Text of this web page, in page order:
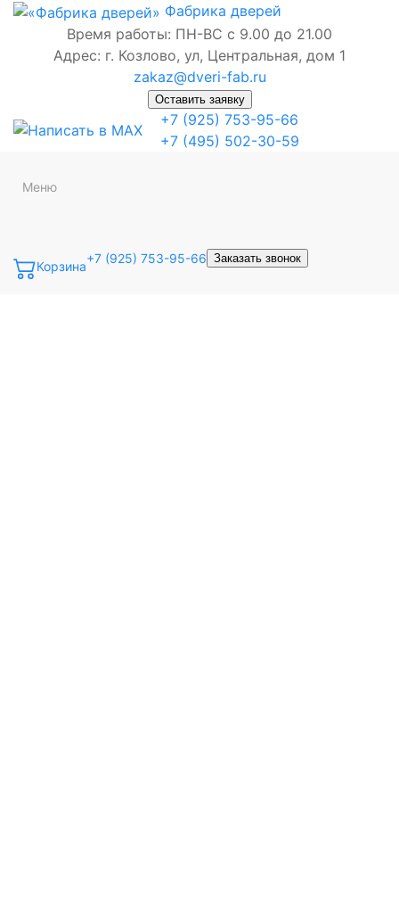
Фабрика дверей
Время работы: ПН-ВС с 9.00 до 21.00
Адрес: г. Козлово, ул, Центральная, дом 1
zakaz@dveri-fab.ru
Оставить заявку
+7 (925) 753-95-66
+7 (495) 502-30-59
Меню
Корзина
+7 (925) 753-95-66 Заказать звонок